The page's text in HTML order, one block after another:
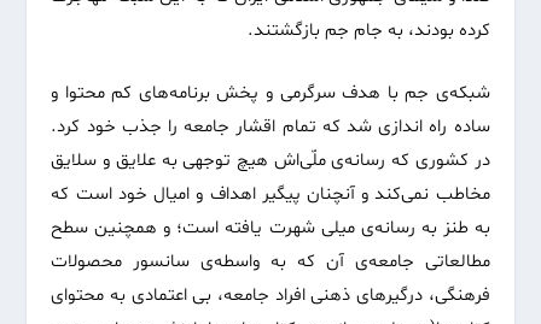
کرده بودند، به جام جم بازگشتند.
شبکه‌ی جم با هدف سرگرمی و پخش برنامه‌های کم محتوا و
ساده راه اندازی شد که تمام اقشار جامعه را جذب خود کرد.
در کشوری که رسانه‌ی ملّی‌اش هیچ توجهی به علایق و سلایق
مخاطب نمی‌کند و آنچنان پیگیر اهداف و امیال خود است که
به طنز به رسانه‌ی میلی شهرت یافته است؛ و همچنین سطح
مطالعاتی جامعه‌ی آن که به واسطه‌ی سانسور محصولات
فرهنگی، درگیرهای ذهنی افراد جامعه، بی اعتمادی به محتوای